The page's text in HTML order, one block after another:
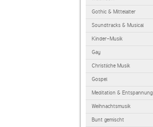
Gothic & Mittelalter
Soundtracks & Musical
Kinder-Musik
Gay
Christliche Musik
Gospel
Meditation & Entspannung
Weihnachtsmusik
Bunt gemischt